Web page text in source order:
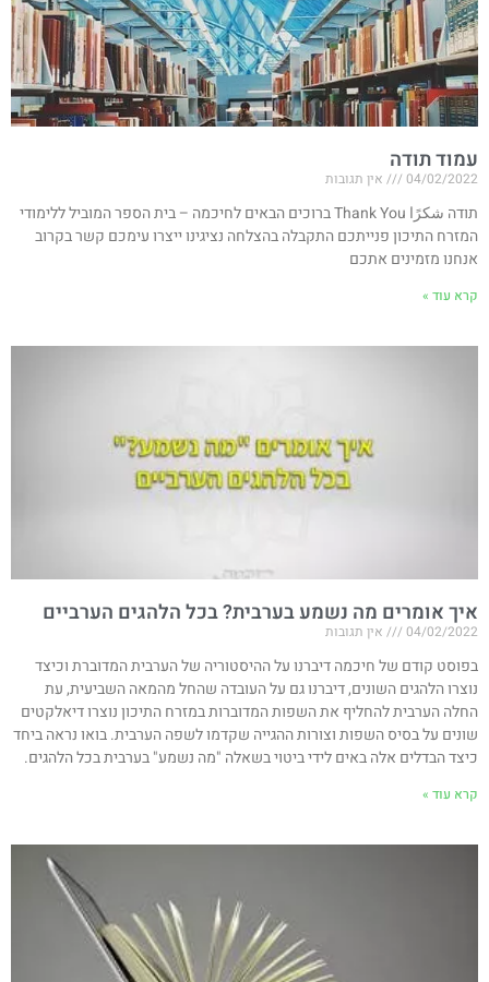
עמוד תודה
04/02/2022 אין תגובות
תודה شكرًا Thank You ברוכים הבאים לחיכמה – בית הספר המוביל ללימודי
המזרח התיכון פנייתכם התקבלה בהצלחה נציגינו ייצרו עימכם קשר בקרוב
אנחנו מזמינים אתכם
קרא עוד »
איך אומרים מה נשמע בערבית? בכל הלהגים הערביים
04/02/2022 אין תגובות
בפוסט קודם של חיכמה דיברנו על ההיסטוריה של הערבית המדוברת וכיצד
נוצרו הלהגים השונים, דיברנו גם על העובדה שהחל מהמאה השביעית, עת
החלה הערבית להחליף את השפות המדוברות במזרח התיכון נוצרו דיאלקטים
שונים על בסיס השפות וצורות ההגייה שקדמו לשפה הערבית. בואו נראה ביחד
כיצד הבדלים אלה באים לידי ביטוי בשאלה "מה נשמע" בערבית בכל הלהגים.
קרא עוד »